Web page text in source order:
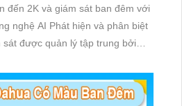
đến 2K và giám sát ban đêm với
nghệ AI Phát hiện và phân biệt
được quản lý tập trung bởi